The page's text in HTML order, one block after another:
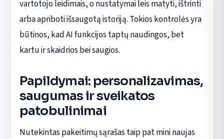
vartotojo leidimais, o nustatymai leis matyti, ištrinti
arba apriboti išsaugotą istoriją. Tokios kontrolės yra
būtinos, kad AI funkcijos taptų naudingos, bet
kartu ir skaidrios bei saugios.
Papildymai: personalizavimas,
saugumas ir sveikatos
patobulinimai
Nutekintas pakeitimų sąrašas taip pat mini naujas